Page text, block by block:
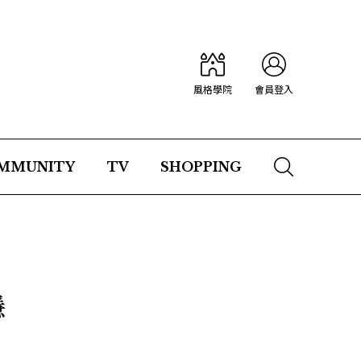
風格學院 會員登入
TV SHOPPING